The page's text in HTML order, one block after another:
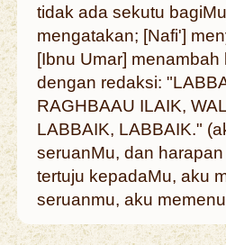
tidak ada sekutu
mengatakan; [Nafi']
[Ibnu Umar]
dengan redaksi:
RAGHBAAU ILAIK,
LABBAIK, LABBAIK."
seruanMu, dan
tertuju kepadaMu, aku
seruanmu, aku